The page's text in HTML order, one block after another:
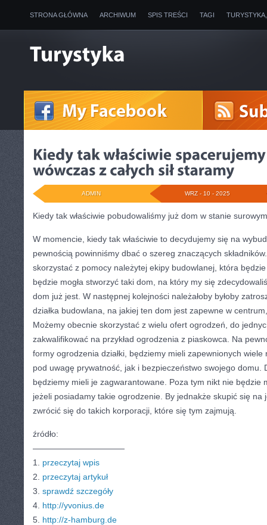
STRONA GŁÓWNA ARCHIWUM SPIS TREŚCI TAGI
WRZ - 10 - 2025
ADMIN
Kiedy tak właściwie pobudowaliśmy już dom w stanie
W momencie, kiedy tak właściwie to decydujemy się na
pewnością powinniśmy dbać o szereg znaczących
skorzystać z pomocy należytej ekipy budowlanej, która
będzie mogła stworzyć taki dom, na który my się
dom już jest. W następnej kolejności należałoby byłoby
działka budowlana, na jakiej ten dom jest zapewne w
Możemy obecnie skorzystać z wielu ofert ogrodzeń, do
zakwalifikować na przykład ogrodzenia z piaskowca. Na
formy ogrodzenia działki, będziemy mieli zapewnionych
pod uwagę prywatność, jak i bezpieczeństwo swojego domu.
będziemy mieli je zagwarantowane. Poza tym nikt nie będzie
jeżeli posiadamy takie ogrodzenie. By jednakże skupić się na
zwrócić się do takich korporacji, które się tym zajmują.
źródło:
———————————
1. przeczytaj wpis
2. przeczytaj artykuł
3. sprawdź szczegóły
4. http://yvonius.de
5. http://z-hamburg.de